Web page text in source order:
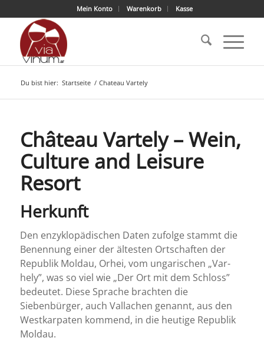
Mein Konto Warenkorb Kasse
Du bist hier: Startseite / Chateau Vartely
Château Vartely – Wein,
Culture and Leisure
Resort
Herkunft
Den enzyklopädischen Daten zufolge stammt die
Benennung einer der ältesten Ortschaften der
Republik Moldau, Orhei, vom ungarischen „Var-
hely”, was so viel wie „Der Ort mit dem Schloss”
bedeutet. Diese Sprache brachten die
Siebenbürger, auch Vallachen genannt, aus den
Westkarpaten kommend, in die heutige Republik
Moldau.